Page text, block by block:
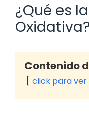
¿Qué es
Contenido
click para ver